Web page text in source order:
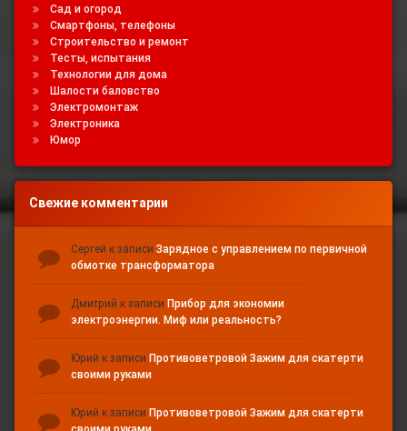
Сад и огород
Смартфоны, телефоны
Строительство и ремонт
Тесты, испытания
Технологии для дома
Шалости баловство
Электромонтаж
Электроника
Юмор
Свежие комментарии
Сергей к записи Зарядное с управлением по первичной
обмотке трансформатора
Дмитрий к записи Прибор для экономии
электроэнергии. Миф или реальность?
Юрий к записи Противоветровой Зажим для скатерти
своими руками
Юрий к записи Противоветровой Зажим для скатерти